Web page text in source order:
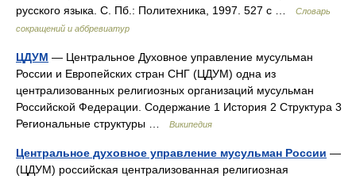
русского языка. С. Пб.: Политехника, 1997. 527 с …
Словарь
сокращений и аббревиатур
ЦДУМ — Центральное Духовное управление мусульман
России и Европейских стран СНГ (ЦДУМ) одна из
централизованных религиозных организаций мусульман
Российской Федерации. Содержание 1 История 2 Структура 3
Региональные структуры …
Википедия
Центральное духовное управление мусульман России —
(ЦДУМ) российская централизованная религиозная